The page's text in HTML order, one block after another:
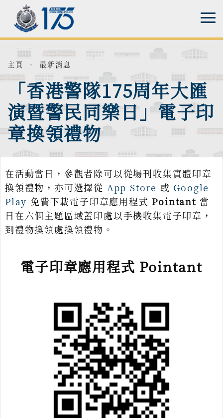
主頁 · 最新消息
「香港警隊175周年大匯
演暨警民同樂日」電子印
章換領禮物
在活動當日，參觀者除可以從場刊收集實體印章
換領禮物，亦可選擇從 App Store 或 Google
Play 免費下載電子印章應用程式 Pointant 當
日在六個主題區域蓋印處以手機收集電子印章，
到禮物換領處換領禮物。
電子印章應用程式 Pointant